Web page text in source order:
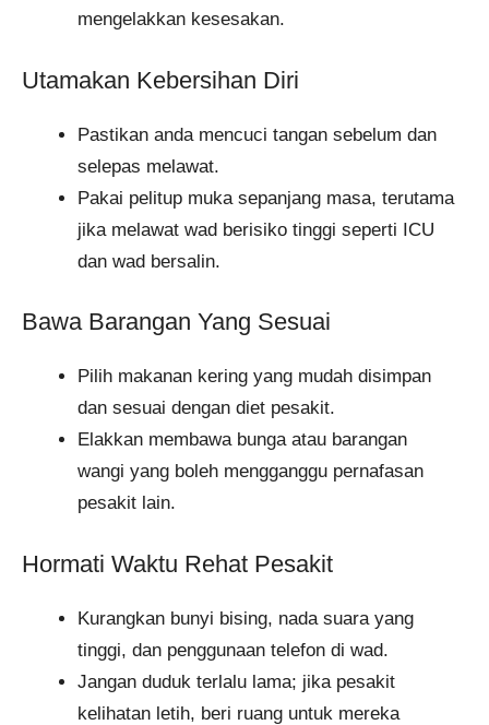
mengelakkan kesesakan.
Utamakan Kebersihan Diri
Pastikan anda mencuci tangan sebelum dan
selepas melawat.
Pakai pelitup muka sepanjang masa, terutama
jika melawat wad berisiko tinggi seperti ICU
dan wad bersalin.
Bawa Barangan Yang Sesuai
Pilih makanan kering yang mudah disimpan
dan sesuai dengan diet pesakit.
Elakkan membawa bunga atau barangan
wangi yang boleh mengganggu pernafasan
pesakit lain.
Hormati Waktu Rehat Pesakit
Kurangkan bunyi bising, nada suara yang
tinggi, dan penggunaan telefon di wad.
Jangan duduk terlalu lama; jika pesakit
kelihatan letih, beri ruang untuk mereka